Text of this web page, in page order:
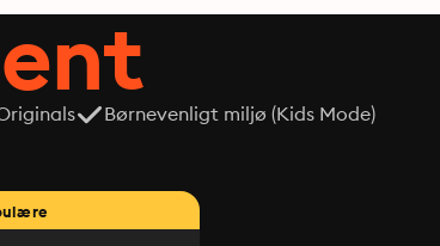
Børnevenligt miljø (Kids Mode)